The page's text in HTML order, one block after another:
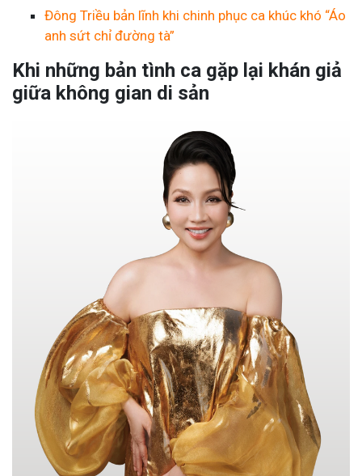
Đông Triều bản lĩnh khi chinh phục ca khúc khó “Áo
anh sứt chỉ đường tà”
Khi những bản tình ca gặp lại khán giả
giữa không gian di sản